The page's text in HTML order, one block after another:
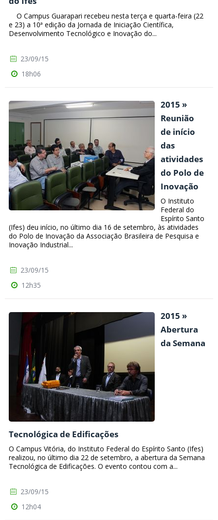
O Campus Guarapari recebeu nesta terça e quarta-feira (22
e 23) a 10ª edição da Jornada de Iniciação Científica,
Desenvolvimento Tecnológico e Inovação do...
23/09/15
18h06
2015 »
Reunião
de início
das
atividades
do Polo de
Inovação
O Instituto
Federal do
Espírito Santo
(Ifes) deu início, no último dia 16 de setembro, às atividades
do Polo de Inovação da Associação Brasileira de Pesquisa e
Inovação Industrial...
23/09/15
12h35
2015 »
Abertura
da Semana
Tecnológica de Edificações
O Campus Vitória, do Instituto Federal do Espírito Santo (Ifes)
realizou, no último dia 22 de setembro, a abertura da Semana
Tecnológica de Edificações. O evento contou com a...
23/09/15
12h04